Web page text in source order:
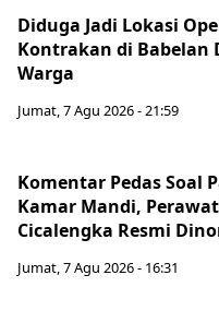
Diduga Jadi Lokasi
Kontrakan di Babelan
Warga
Jumat, 7 Agu 2026 - 21:59
Komentar Pedas Soal
Kamar Mandi, Perawat
Cicalengka Resmi
Jumat, 7 Agu 2026 - 16:31